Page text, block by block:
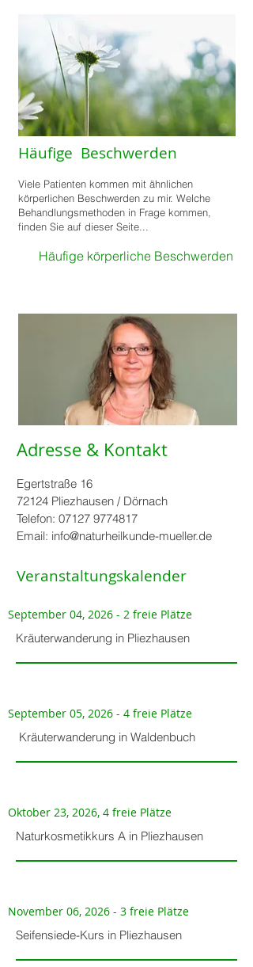
Häufige Beschwerden
Viele Patienten kommen mit ähnlichen
körperlichen Beschwerden zu mir. Welche
Behandlungsmethoden in Frage kommen,
finden Sie auf dieser Seite...
Häufige körperliche Beschwerden
Adresse & Kontakt
Egertstraße 16
72124 Pliezhausen / Dörnach
Telefon: 07127 9774817
Email: info@naturheilkunde-mueller.de
Veranstaltungskalender
September 04, 2026 - 2 freie Plätze
Kräuterwanderung in Pliezhausen
September 05, 2026 - 4 freie Plätze
Kräuterwanderung in Waldenbuch
Oktober 23, 2026, 4 freie Plätze
Naturkosmetikkurs A in Pliezhausen
November 06, 2026 - 3 freie Plätze
Seifensiede-Kurs in Pliezhausen